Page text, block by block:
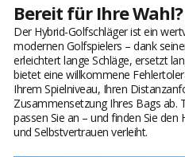
Bereit für Ihre Wahl?
Der Hybrid-Golfschläger ist ein
modernen Golfspielers – dank
erleichtert lange Schläge, ersetzt
bietet eine willkommene
Ihrem Spielniveau, Ihren
Zusammensetzung Ihres Bags ab.
passen Sie an – und finden Sie
und Selbstvertrauen verleiht.